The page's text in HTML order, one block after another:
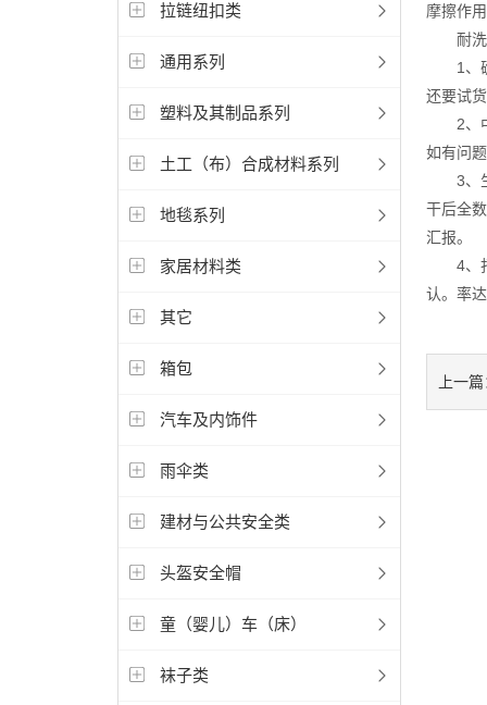
拉链纽扣类
通用系列
塑料及其制品系列
土工（布）合成材料系列
地毯系列
家居材料类
其它
箱包
汽车及内饰件
雨伞类
建材与公共安全类
头盔安全帽
童（婴儿）车（床）
袜子类
摩擦作
耐洗
1、确
还要试
2、中
如有问
3、生
干后全
汇报。
4、打
认。率
上一